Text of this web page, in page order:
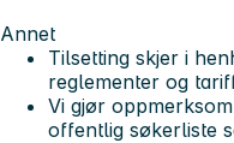
Annet
Tilsetting skjer i
reglementer og
Vi gjør
offentlig søkerliste